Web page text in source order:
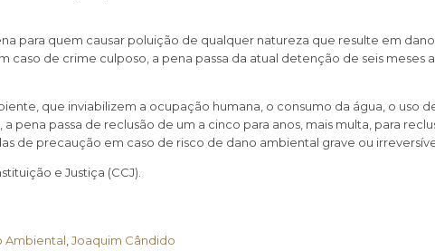
para quem causar poluição de qualquer natureza que resulte em
caso de crime culposo, a pena passa da atual detenção de seis meses
que inviabilizem a ocupação humana, o consumo da água, o uso
passa de reclusão de um a cinco para anos, mais multa, para
de precaução em caso de risco de dano ambiental grave ou
e Justiça (CCJ).
Ambiental Joaquim Cândido